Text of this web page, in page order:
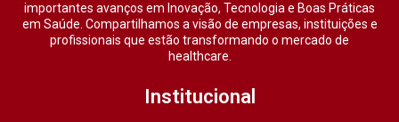
importantes avanços em Inovação, Tecnologia e Boas Práticas
em Saúde. Compartilhamos a visão de empresas, instituições e
profissionais que estão transformando o mercado de
healthcare.
Institucional